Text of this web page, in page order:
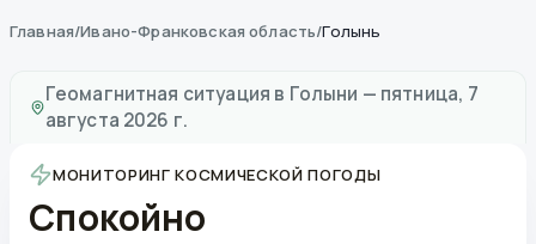
Главная/Ивано-Франковская область/Голынь
Геомагнитная ситуация в Голыни — пятница, 7
августа 2026 г.
МОНИТОРИНГ КОСМИЧЕСКОЙ ПОГОДЫ
Спокойно